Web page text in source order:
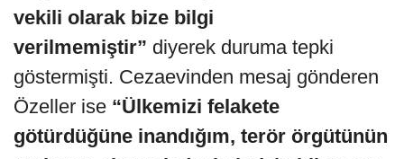
vekili olarak bize bilgi
verilmemiştir” diyerek duruma tepki
göstermişti. Cezaevinden mesaj gönderen
Özeller ise “Ülkemizi felakete
götürdüğüne inandığım, terör örgütünün